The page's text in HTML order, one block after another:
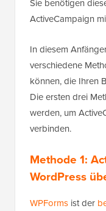
Sie benötigen
ActiveCampaign
In diesem
verschiedene
können, die Ihren
Die ersten drei
werden, um
verbinden.
Methode 1:
WordPress
WPForms ist der